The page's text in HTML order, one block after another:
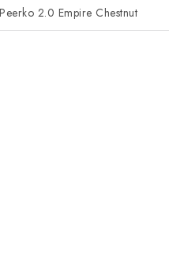
Peerko 2.0 Empire Chestnut